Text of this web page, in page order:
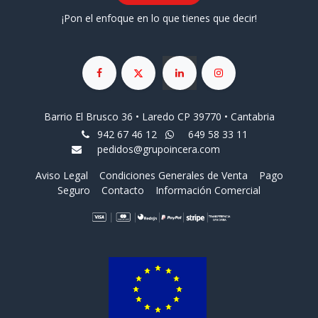
¡Pon el enfoque en lo que tienes que decir!
Barrio El Brusco 36 • Laredo CP 39770 • Cantabria
942 67 46 12
649 58 33 11
pedidos@grupoincera.com
Aviso Legal
Condiciones Generales de Venta
Pago
Seguro
Contacto Información Comercial